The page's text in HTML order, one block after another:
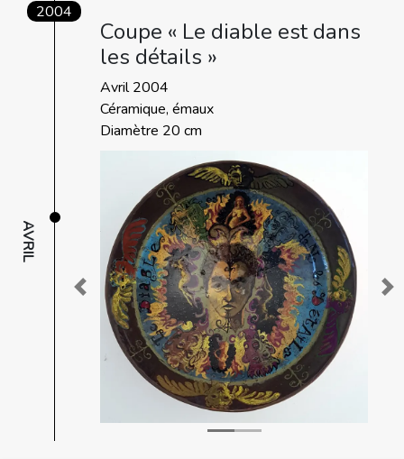
2004
AVRIL
Coupe « Le diable est dans
les détails »
Avril 2004
Céramique, émaux
Diamètre 20 cm
Previous